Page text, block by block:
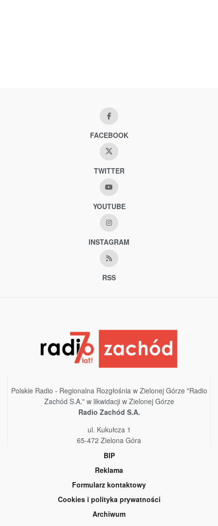
FACEBOOK
TWITTER
YOUTUBE
INSTAGRAM
RSS
Polskie Radio - Regionalna Rozgłośnia w Zielonej Górze "Radio
Zachód S.A." w likwidacji w Zielonej Górze
Radio Zachód S.A.
ul. Kukułcza 1
65-472 Zielona Góra
BIP
Reklama
Formularz kontaktowy
Cookies i polityka prywatności
Archiwum